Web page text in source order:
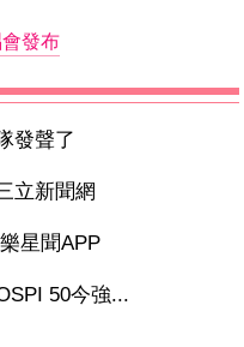
發布
發聲了
立新聞網
星聞APP
50今強...